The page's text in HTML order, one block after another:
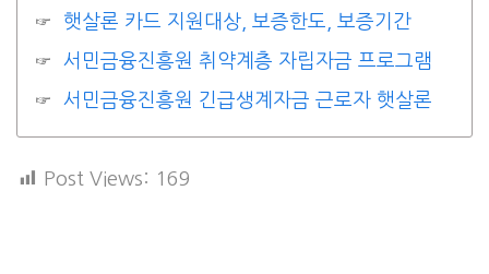
햇살론 카드 지원대상, 보증한도, 보증기간
서민금융진흥원 취약계층 자립자금 프로그램
서민금융진흥원 긴급생계자금 근로자 햇살론
Post Views: 169